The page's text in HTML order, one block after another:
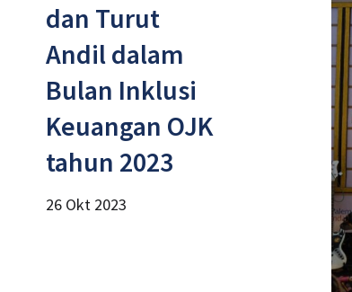
dan Turut
Andil dalam
Bulan Inklusi
Keuangan OJK
tahun 2023
26 Okt 2023